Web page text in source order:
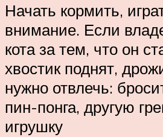
Начать кормить,
внимание. Если
кота за тем, что он
хвостик поднят,
нужно отвлечь:
пин-понга, другую
игрушку